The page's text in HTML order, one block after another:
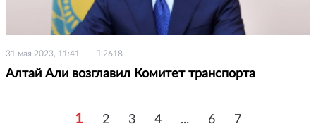
31 мая 2023, 11:41 2618
Алтай Али возглавил Комитет транспорта
1 2 3 4 ... 6 7